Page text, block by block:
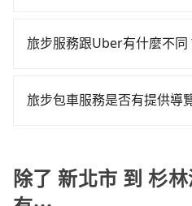
拼車共乘服務，最多可再節
格通常是根據時間或距離來
之前，最好先詢問清楚具體
用。
旅步服務跟Uber有什麼不同
中長程提供最優惠的價格。
旅步包車服務是否有提供導
booking@tripool.app聯繫
認是否能協助安排。
除了 新北市 到 杉